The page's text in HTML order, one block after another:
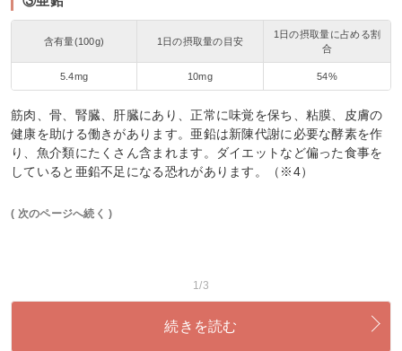
含有量(100g) 1日の摂取量の目安
1日の摂取量に占める割
合
5.4mg 10mg 54%
筋肉、骨、腎臓、肝臓にあり、正常に味覚を保ち、粘膜、皮膚の
健康を助ける働きがあります。亜鉛は新陳代謝に必要な酵素を作
り、魚介類にたくさん含まれます。ダイエットなど偏った食事を
していると亜鉛不足になる恐れがあります。（※4）
( 次のページへ続く )
1/3
続きを読む